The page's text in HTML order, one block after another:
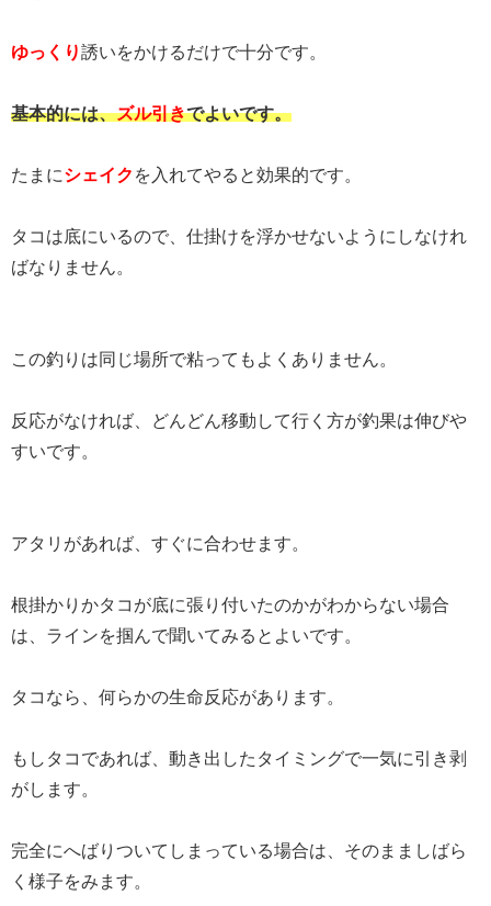
ゆっくり誘いをかけるだけで十分です。
基本的には、ズル引きでよいです。
たまにシェイク を入れてやると効果的です。
タコは底にいるので、仕掛けを浮かせないようにしなけれ
ばなりません。
この釣りは同じ場所で粘ってもよくありません。
反応がなければ、どんどん移動して行く方が釣果は伸びや
すいです。
アタリがあれば、すぐに合わせます。
根掛かりかタコが底に張り付いたのかがわからない場合
は、ラインを掴んで聞いてみるとよいです。
タコなら、何らかの生命反応があります。
もしタコであれば、動き出したタイミングで一気に引き剥
がします。
完全にへばりついてしまっている場合は、そのまましばら
く様子をみます。